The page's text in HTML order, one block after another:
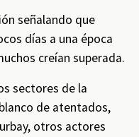
señalando que
días a una época
creían superada.
sectores de la
de atentados,
otros actores